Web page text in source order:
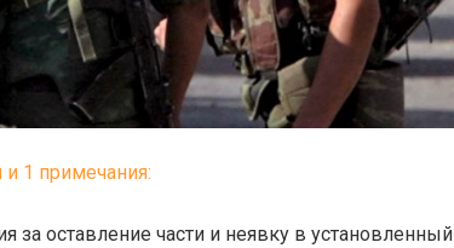
и 1 примечания:
за оставление части и неявку в установленный